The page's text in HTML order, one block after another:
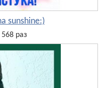
sunshine:)
раз